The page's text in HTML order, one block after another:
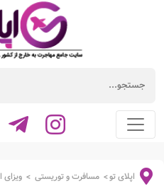
اپلای تو> مسافرت و توریستی > ویزای